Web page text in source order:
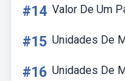
#14 Valor De Um
#15 Unidades De
#16 Unidades De